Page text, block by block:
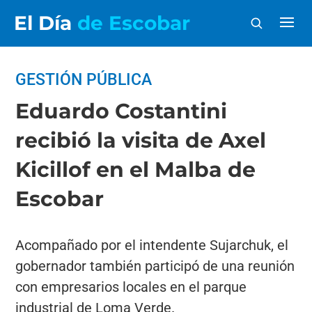
El Día de Escobar
GESTIÓN PÚBLICA
Eduardo Costantini
recibió la visita de Axel
Kicillof en el Malba de
Escobar
Acompañado por el intendente Sujarchuk, el
gobernador también participó de una reunión
con empresarios locales en el parque
industrial de Loma Verde.